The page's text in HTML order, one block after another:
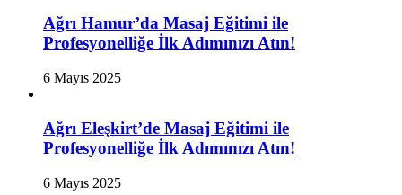
Ağrı Hamur’da Masaj Eğitimi ile
Profesyonelliğe İlk Adımınızı Atın!
6 Mayıs 2025
Ağrı Eleşkirt’de Masaj Eğitimi ile
Profesyonelliğe İlk Adımınızı Atın!
6 Mayıs 2025